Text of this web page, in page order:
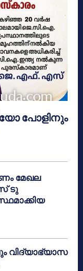
പോളിനും
മേഖല
ടു
വിദ്യാഭ്യാസ